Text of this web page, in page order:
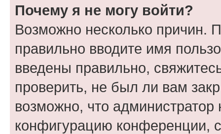
Почему я не могу войти?
Возможно несколько причин.
правильно вводите имя
введены правильно,
проверить, не был ли вам
возможно, что администратор
конфигурацию конференции,